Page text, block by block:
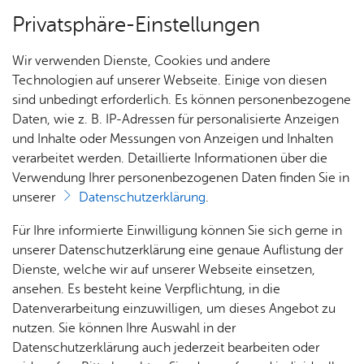
Über­sicht Bür­ger & Stadt
Rat­
haus &
Bür­
ger­
ser­vice
Rat­
häu­ser
Nach­
rich­
ten,
Vi­de­os
& Bil­
der
Me­di­
Jobs
Stel­
len­an­
ge­bo­te
Aus­bil­
dung &
Stu­di­
Bauen
& Um­
welt
Geo­
da­ten
Ge­
sund­
heit &
kum
Dienst­leis­tun­gen A–Z
Vor­le­sen
Ver­fah­rens- oder Pro­zess­
kos­ten­vor­schuss des Ehe­gat­
ten oder Le­bens­part­ners be­
an­tra­gen
Sie können einen notwendigen Rechtsstreit nicht selbst
Privatsphäre-Einstellungen
Wir verwenden Dienste, Cookies und andere
Technologien auf unserer Webseite. Einige von diesen
sind unbedingt erforderlich. Es können personenbezogene
Daten, wie z. B. IP-Adressen für personalisierte Anzeigen
und Inhalte oder Messungen von Anzeigen und Inhalten
verarbeitet werden. Detaillierte Informationen über die
Verwendung Ihrer personenbezogenen Daten finden Sie in
unserer
Datenschutzerklärung.
Für Ihre informierte Einwilligung können Sie sich gerne in
unserer Datenschutzerklärung eine genaue Auflistung der
Dienste, welche wir auf unserer Webseite einsetzen,
ansehen. Es besteht keine Verpflichtung, in die
Datenverarbeitung einzuwilligen, um dieses Angebot zu
nutzen. Sie können Ihre Auswahl in der
Datenschutzerklärung auch jederzeit bearbeiten oder